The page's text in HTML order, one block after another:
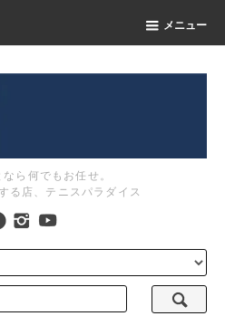
メニュー
ら何でもお任せ。
る店、テニスパラダイス